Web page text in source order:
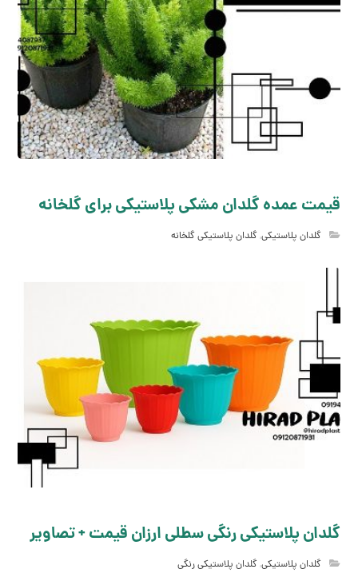
قیمت عمده گلدان مشکی پلاستیکی برای گلخانه
گلدان پلاستیکی,گلدان پلاستیکی گلخانه
گلدان پلاستیکی رنگی سطلی ارزان قیمت + تصاویر
گلدان پلاستیکی,گلدان پلاستیکی رنگی